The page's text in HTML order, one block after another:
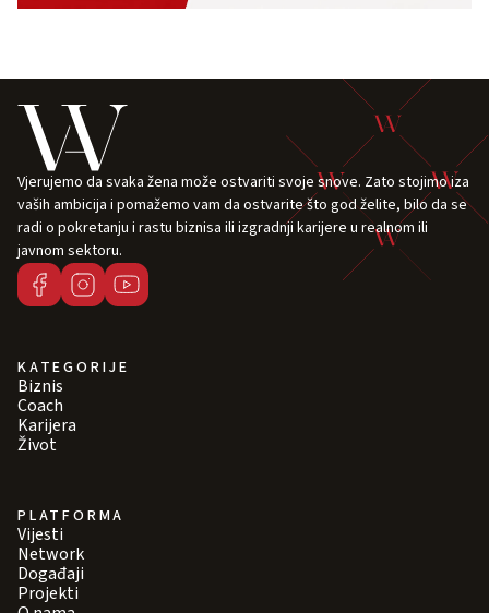
Vjerujemo da svaka žena može ostvariti svoje snove. Zato stojimo iza
vaših ambicija i pomažemo vam da ostvarite što god želite, bilo da se
radi o pokretanju i rastu biznisa ili izgradnji karijere u realnom ili
javnom sektoru.
KATEGORIJE
Biznis
Coach
Karijera
Život
PLATFORMA
Vijesti
Network
Događaji
Projekti